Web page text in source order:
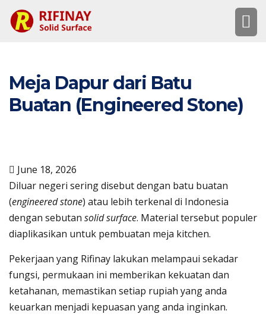
Meja Dapur dari Batu
Buatan (Engineered Stone)
June 18, 2026
Diluar negeri sering disebut dengan batu buatan
(engineered stone) atau lebih terkenal di Indonesia
dengan sebutan solid surface. Material tersebut populer
diaplikasikan untuk pembuatan meja kitchen.
Pekerjaan yang Rifinay lakukan melampaui sekadar
fungsi, permukaan ini memberikan kekuatan dan
ketahanan, memastikan setiap rupiah yang anda
keuarkan menjadi kepuasan yang anda inginkan.